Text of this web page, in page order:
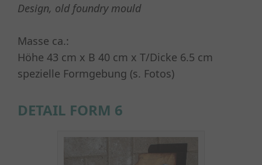
Design, old foundry mould
Masse ca.:
Höhe 43 cm x B 40 cm x T/Dicke 6.5 cm
spezielle Formgebung (s. Fotos)
DETAIL FORM 6